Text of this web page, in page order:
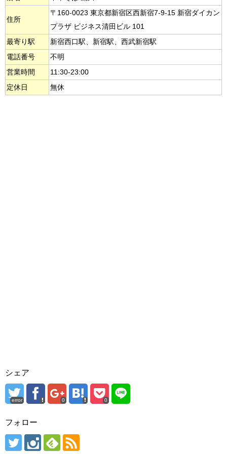
住所
〒160-0023 東京都新宿区西新宿7-9-15 新宿ダイカン
プラザ ビジネス清田ビル 101
最寄り駅
新宿西口駅、新宿駅、西武新宿駅
電話番号
不明
営業時間
11:30-23:00
定休日
無休
シェア
error 0 0
フォロー